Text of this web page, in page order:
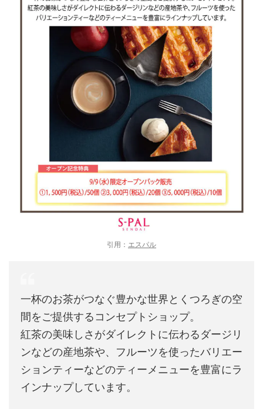
引用： エスパル
一杯のお茶がつなぐ豊かな世界とくつろぎの空
間をご提供するコンセプトショップ。
紅茶の美味しさがダイレクトに伝わるダージリ
ンなどの産地茶や、フルーツを使ったバリエー
ションティーなどのティーメニューを豊富にラ
インナップしています。